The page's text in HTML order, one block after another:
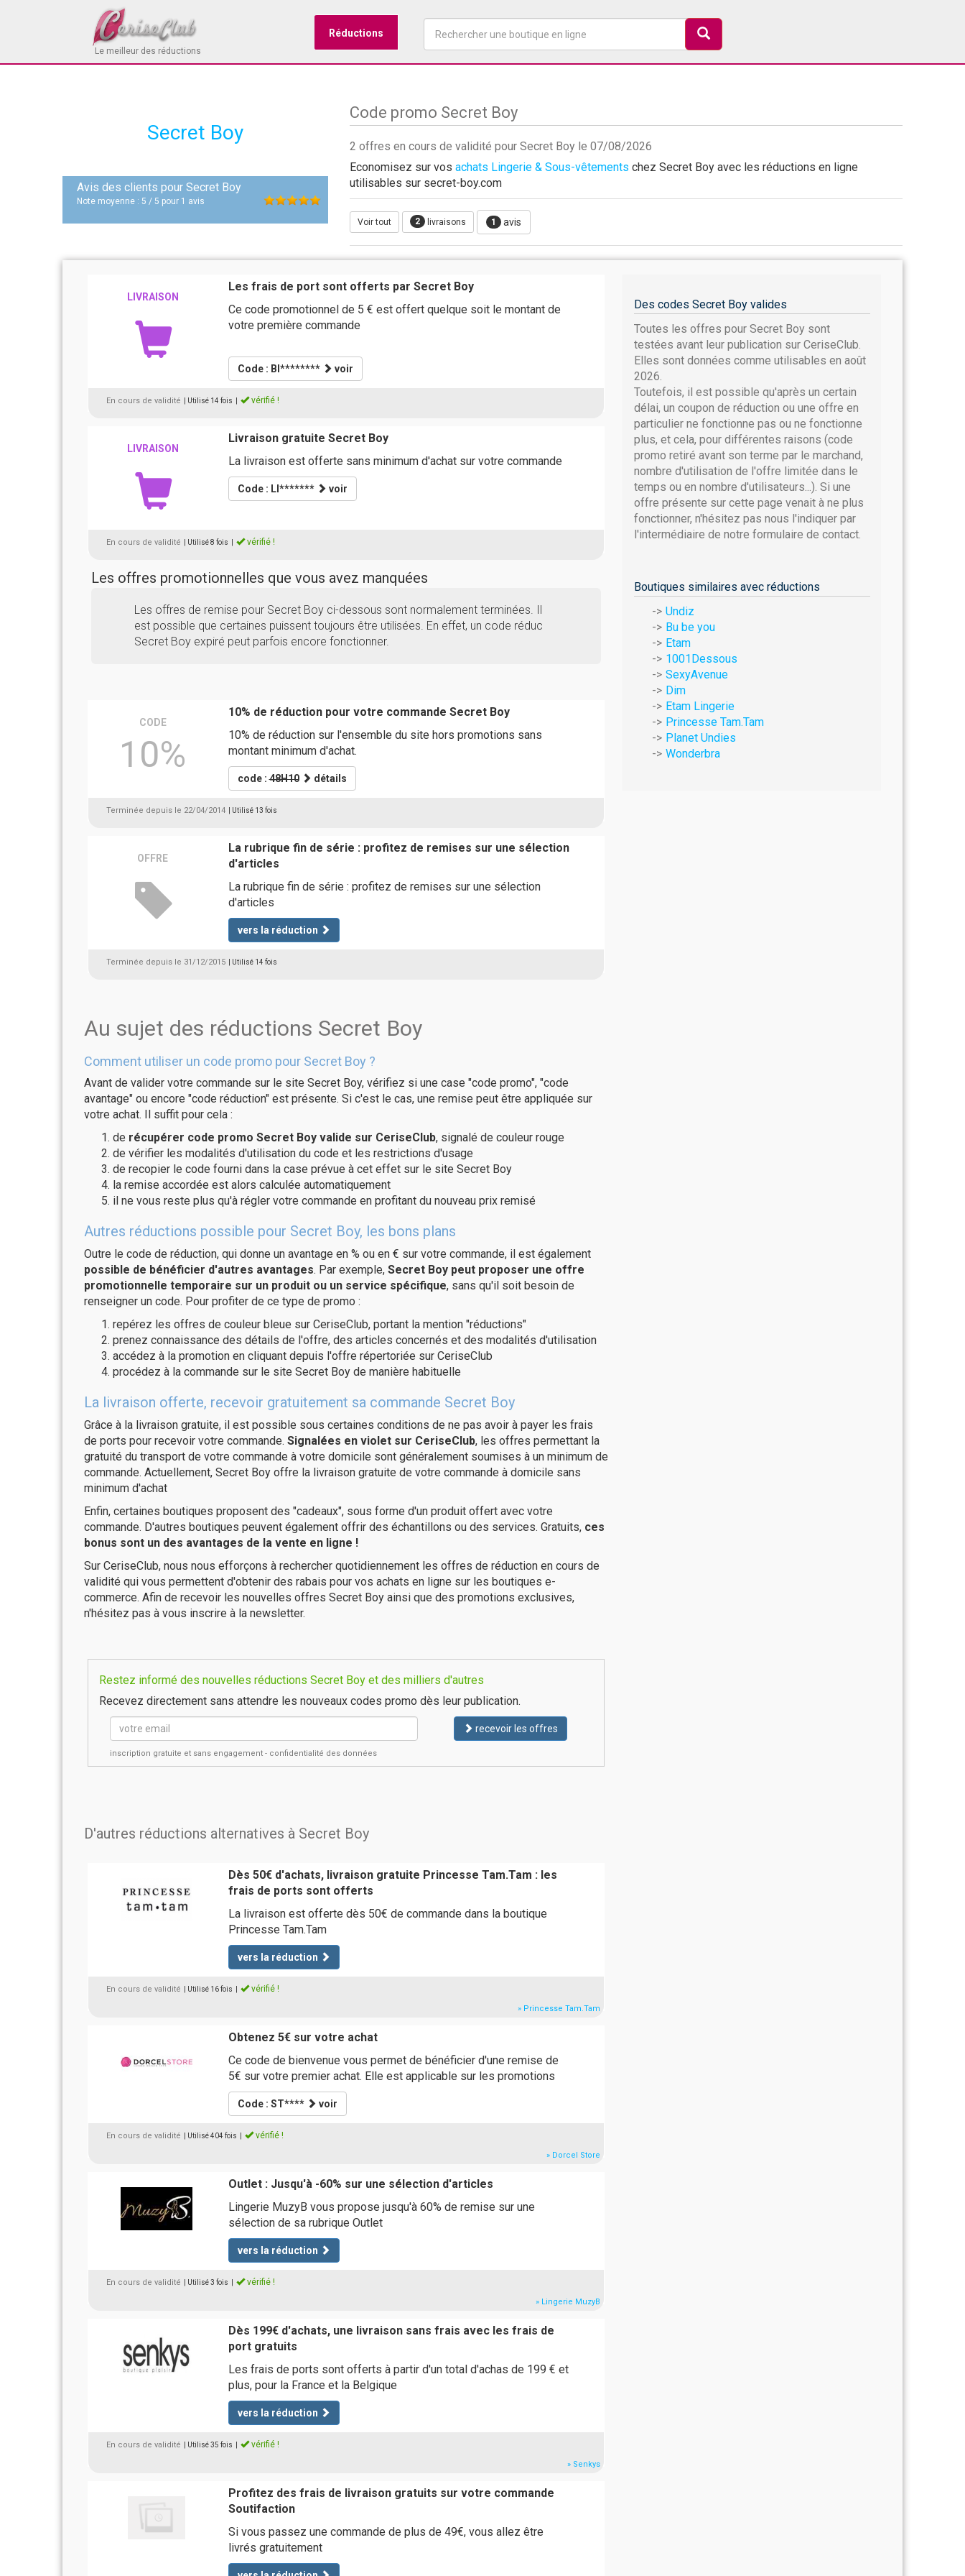
Le meilleur des réductions
Réductions
Secret Boy
Avis des clients pour Secret Boy
Note moyenne : 5 / 5 pour 1 avis
Code promo Secret Boy
2 offres en cours de validité pour Secret Boy le 07/08/2026
Economisez sur vos achats Lingerie & Sous-vêtements chez Secret Boy avec les réductions en ligne
utilisables sur secret-boy.com
Voir tout 2 livraisons 1 avis
LIVRAISON
Les frais de port sont offerts par Secret Boy
Ce code promotionnel de 5 € est offert quelque soit le montant de
votre première commande
Code : BI******** voir
En cours de validité | Utilisé 14 fois vérifié !
LIVRAISON
Livraison gratuite Secret Boy
La livraison est offerte sans minimum d'achat sur votre commande
Code : LI******* voir
En cours de validité | Utilisé 8 fois vérifié !
Les offres promotionnelles que vous avez manquées
Les offres de remise pour Secret Boy ci-dessous sont normalement terminées. Il
est possible que certaines puissent toujours être utilisées. En effet, un code réduc
Secret Boy expiré peut parfois encore fonctionner.
CODE
10%
10% de réduction pour votre commande Secret Boy
10% de réduction sur l'ensemble du site hors promotions sans
montant minimum d'achat.
code :48H10 détails
Terminée depuis le 22/04/2014 | Utilisé 13 fois
OFFRE
La rubrique fin de série : profitez de remises sur une sélection
d'articles
La rubrique fin de série : profitez de remises sur une sélection
d'articles
vers la réduction
Terminée depuis le 31/12/2015 | Utilisé 14 fois
Au sujet des réductions Secret Boy
Comment utiliser un code promo pour Secret Boy ?
Avant de valider votre commande sur le site Secret Boy, vérifiez si une case "code promo", "code
avantage" ou encore "code réduction" est présente. Si c'est le cas, une remise peut être appliquée sur
votre achat. Il suffit pour cela :
de récupérer code promo Secret Boy valide sur CeriseClub, signalé de couleur rouge
de vérifier les modalités d'utilisation du code et les restrictions d'usage
de recopier le code fourni dans la case prévue à cet effet sur le site Secret Boy
la remise accordée est alors calculée automatiquement
il ne vous reste plus qu'à régler votre commande en profitant du nouveau prix remisé
Autres réductions possible pour Secret Boy, les bons plans
Outre le code de réduction, qui donne un avantage en % ou en € sur votre commande, il est également
possible de bénéficier d'autres avantages. Par exemple, Secret Boy peut proposer une offre
promotionnelle temporaire sur un produit ou un service spécifique, sans qu'il soit besoin de
renseigner un code. Pour profiter de ce type de promo :
repérez les offres de couleur bleue sur CeriseClub, portant la mention "réductions"
prenez connaissance des détails de l'offre, des articles concernés et des modalités d'utilisation
accédez à la promotion en cliquant depuis l'offre répertoriée sur CeriseClub
procédez à la commande sur le site Secret Boy de manière habituelle
La livraison offerte, recevoir gratuitement sa commande Secret Boy
Grâce à la livraison gratuite, il est possible sous certaines conditions de ne pas avoir à payer les frais
de ports pour recevoir votre commande. Signalées en violet sur CeriseClub, les offres permettant la
gratuité du transport de votre commande à votre domicile sont généralement soumises à un minimum de
commande. Actuellement, Secret Boy offre la livraison gratuite de votre commande à domicile sans
minimum d'achat
Enfin, certaines boutiques proposent des "cadeaux", sous forme d'un produit offert avec votre
commande. D'autres boutiques peuvent également offrir des échantillons ou des services. Gratuits, ces
bonus sont un des avantages de la vente en ligne !
Sur CeriseClub, nous nous efforçons à rechercher quotidiennement les offres de réduction en cours de
validité qui vous permettent d'obtenir des rabais pour vos achats en ligne sur les boutiques e-
commerce. Afin de recevoir les nouvelles offres Secret Boy ainsi que des promotions exclusives,
n'hésitez pas à vous inscrire à la newsletter.
Restez informé des nouvelles réductions Secret Boy et des milliers d'autres
Recevez directement sans attendre les nouveaux codes promo dès leur publication.
recevoir les offres
inscription gratuite et sans engagement - confidentialité des données
D'autres réductions alternatives à Secret Boy
Dès 50€ d'achats, livraison gratuite Princesse Tam.Tam : les
frais de ports sont offerts
La livraison est offerte dès 50€ de commande dans la boutique
Princesse Tam.Tam
vers la réduction
En cours de validité | Utilisé 16 fois vérifié !
» Princesse Tam.Tam
Obtenez 5€ sur votre achat
Ce code de bienvenue vous permet de bénéficier d'une remise de
5€ sur votre premier achat. Elle est applicable sur les promotions
Code : ST**** voir
En cours de validité | Utilisé 404 fois vérifié !
» Dorcel Store
Outlet : Jusqu'à -60% sur une sélection d'articles
Lingerie MuzyB vous propose jusqu'à 60% de remise sur une
sélection de sa rubrique Outlet
vers la réduction
En cours de validité | Utilisé 3 fois vérifié !
» Lingerie MuzyB
Dès 199€ d'achats, une livraison sans frais avec les frais de
port gratuits
Les frais de ports sont offerts à partir d'un total d'achas de 199 € et
plus, pour la France et la Belgique
vers la réduction
En cours de validité | Utilisé 35 fois vérifié !
» Senkys
Profitez des frais de livraison gratuits sur votre commande
Soutifaction
Si vous passez une commande de plus de 49€, vous allez être
livrés gratuitement
Des codes Secret Boy valides
Toutes les offres pour Secret Boy sont
testées avant leur publication sur CeriseClub.
Elles sont données comme utilisables en août
2026.
Toutefois, il est possible qu'après un certain
délai, un coupon de réduction ou une offre en
particulier ne fonctionne pas ou ne fonctionne
plus, et cela, pour différentes raisons (code
promo retiré avant son terme par le marchand,
nombre d'utilisation de l'offre limitée dans le
temps ou en nombre d'utilisateurs...). Si une
offre présente sur cette page venait à ne plus
fonctionner, n'hésitez pas nous l'indiquer par
l'intermédiaire de notre formulaire de contact.
Boutiques similaires avec réductions
Undiz
Bu be you
Etam
1001Dessous
SexyAvenue
Dim
Etam Lingerie
Princesse Tam.Tam
Planet Undies
Wonderbra